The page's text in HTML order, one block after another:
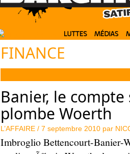
FINANCE
Banier, le
plombe Woerth
L’AFFAIRE / 7 septembre 2010 par
Imbroglio Bettencourt-Banier-